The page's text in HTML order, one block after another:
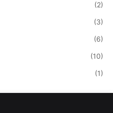
(2)
(3)
(6)
(10)
(1)